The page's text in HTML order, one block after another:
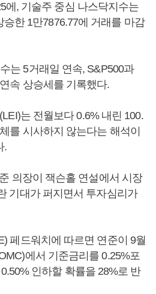
에, 기술주 중심 나스닥지수는
승한 1만7876.77에 거래를 마감
는 5거래일 연속, S&P500과
속 상승세를 기록했다.
는 전월보다 0.6% 내린 100.
를 시사하지 않는다는 해석이
.
의장이 잭슨홀 연설에서 시장
기대가 퍼지면서 투자심리가
페드워치에 따르면 연준이 9월
에서 기준금리를 0.25%포
인하할 확률을 28%로 반